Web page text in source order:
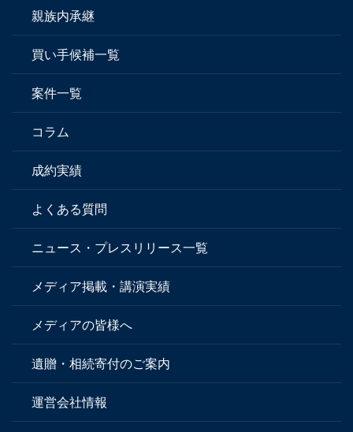
親族内承継
買い手候補一覧
案件一覧
コラム
成約実績
よくある質問
ニュース・プレスリリース一覧
メディア掲載・講演実績
メディアの皆様へ
遺贈・相続寄付のご案内
運営会社情報